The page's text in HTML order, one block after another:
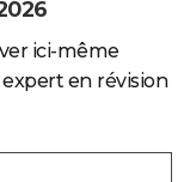
ici-même
expert en révision